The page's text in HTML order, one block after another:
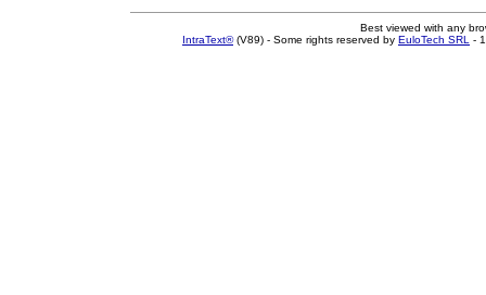
Best viewed with any
IntraText®(V89) - Some rights reserved by EuloTech SRL -